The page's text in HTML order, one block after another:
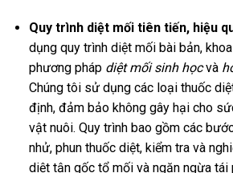
Quy trình diệt mối tiên tiến, hiệu
dụng quy trình diệt mối bài bản,
phương pháp diệt mối sinh họcvà
Chúng tôi sử dụng các loại thuốc
định, đảm bảo không gây hại cho
vật nuôi. Quy trình bao gồm các
nhử, phun thuốc diệt, kiểm tra và
diệt tận gốc tổ mối và ngăn ngừa tái